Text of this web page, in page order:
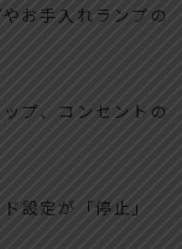
やお手入れランプの
プ、コンセントの
設定が「停止」